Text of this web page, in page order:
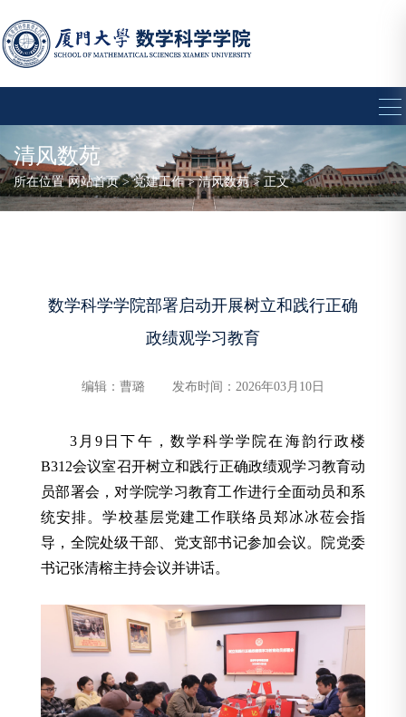
清风数苑
所在位置网站首页>党建工作>清风数苑> 正文
数学科学学院部署启动开展树立和践行正确
政绩观学习教育
编辑：曹璐 发布时间：2026年03月10日
3月9日下午，数学科学学院在海韵行政楼
B312会议室召开树立和践行正确政绩观学习教育动
员部署会，对学院学习教育工作进行全面动员和系
统安排。学校基层党建工作联络员郑冰冰莅会指
导，全院处级干部、党支部书记参加会议。院党委
书记张清榕主持会议并讲话。